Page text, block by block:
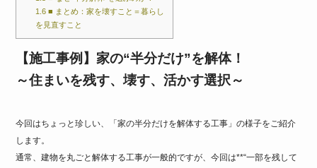
1.6 ■ まとめ：家を壊すこと＝暮らし
を見直すこと
【施工事例】家の“半分だけ”を解体！
～住まいを残す、壊す、活かす選択～
今回はちょっと珍しい、「家の半分だけを解体する工事」の様子をご紹介
します。
通常、建物を丸ごと解体する工事が一般的ですが、今回は**“一部を残して